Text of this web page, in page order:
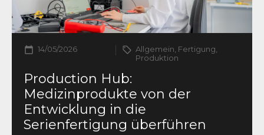
14/05/2026
Allgemein, Fertigung,
Produktion
Production Hub:
Medizinprodukte von der
Entwicklung in die
Serienfertigung überführen